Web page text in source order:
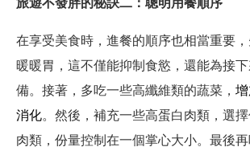
旅遊不發胖的秘訣二：聰明用餐順序
在享受美食時，進餐的順序也相當重要
暖暖胃，這不僅能抑制食慾，還能為接
備。接著，多吃一些高纖維類的蔬菜，
消化。然後，補充一些高蛋白肉類，選
肉類，份量控制在一個掌心大小。最後